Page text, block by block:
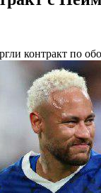
контракт по